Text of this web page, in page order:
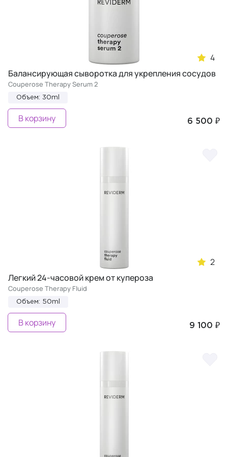
4
Балансирующая сыворотка для укрепления сосудов
Couperose Therapy Serum 2
Объем: 30ml
6 500 ₽
В корзину
2
Легкий 24-часовой крем от купероза
Couperose Therapy Fluid
Объем: 50ml
9 100 ₽
В корзину